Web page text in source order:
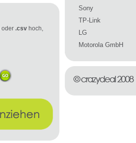
Sony
TP-Link
LG
Motorola GmbH
oder .csv hoch,